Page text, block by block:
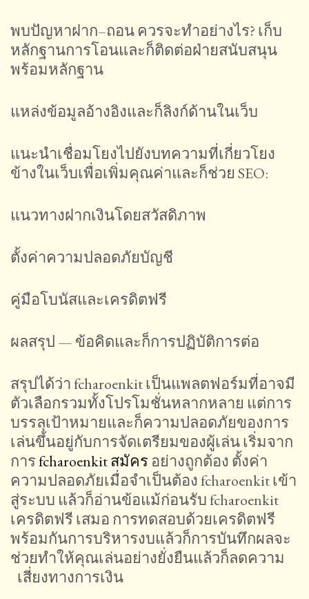
พบปัญหาฝาก–ถอน ควรจะทำอย่างไร? เก็บ
หลักฐานการโอนและก็ติดต่อฝ่ายสนับสนุน
พร้อมหลักฐาน
แหล่งข้อมูลอ้างอิงและก็ลิงก์ด้านในเว็บ
แนะนำเชื่อมโยงไปยังบทความที่เกี่ยวโยง
ข้างในเว็บเพื่อเพิ่มคุณค่าและก็ช่วย SEO:
แนวทางฝากเงินโดยสวัสดิภาพ
ตั้งค่าความปลอดภัยบัญชี
คู่มือโบนัสและเครดิตฟรี
ผลสรุป — ข้อคิดและก็การปฏิบัติการต่อ
สรุปได้ว่า fcharoenkit เป็นแพลตฟอร์มที่อาจมี
ตัวเลือกรวมทั้งโปรโมชั่นหลากหลาย แต่การ
บรรลุเป้าหมายและก็ความปลอดภัยของการ
เล่นขึ้นอยู่กับการจัดเตรียมของผู้เล่น เริ่มจาก
การfcharoenkit สมัคร อย่างถูกต้อง ตั้งค่า
ความปลอดภัยเมื่อจำเป็นต้อง fcharoenkit เข้า
สู่ระบบ แล้วก็อ่านข้อแม้ก่อนรับ fcharoenkit
เครดิตฟรี เสมอ การทดสอบด้วยเครดิตฟรี
พร้อมกันการบริหารงบแล้วก็การบันทึกผลจะ
ช่วยทำให้คุณเล่นอย่างยั่งยืนแล้วก็ลดความ
เสี่ยงทางการเงิน